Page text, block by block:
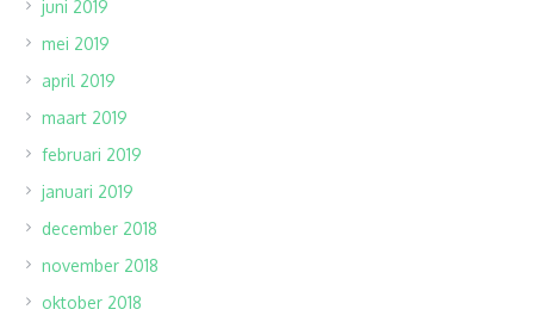
juni 2019
mei 2019
april 2019
maart 2019
februari 2019
januari 2019
december 2018
november 2018
oktober 2018